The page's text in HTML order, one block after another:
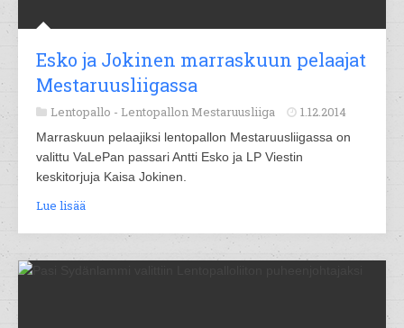
Esko ja Jokinen marraskuun pelaajat
Mestaruusliigassa
Lentopallo - Lentopallon Mestaruusliiga 1.12.2014
Marraskuun pelaajiksi lentopallon Mestaruusliigassa on
valittu VaLePan passari Antti Esko ja LP Viestin
keskitorjuja Kaisa Jokinen.
Lue lisää